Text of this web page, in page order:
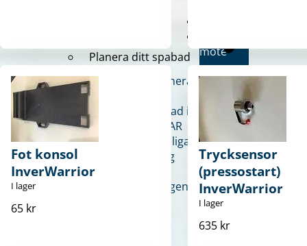
Planera ditt spabad
Visa allt inom planera
ditt spabad
Se ditt drömspabad i
trädgården med AR
Skapa ditt personliga
spa – steg för steg
Minska
energiförbrukningen
möte
Fot konsol
InverWarrior
I lager
65 kr
Trycksensor
(pressostart)
InverWarrior
I lager
635 kr